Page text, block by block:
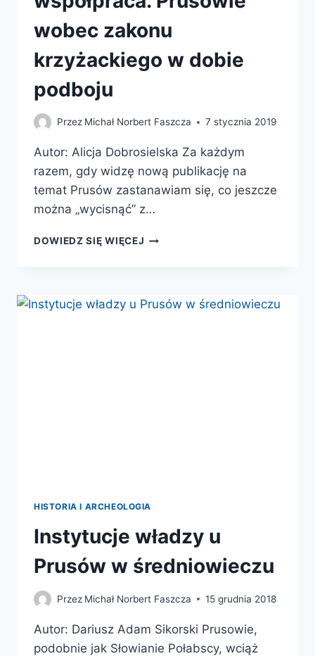
wobec zakonu
krzyżackiego w dobie
podboju
Przez Michał Norbert Faszcza 7 stycznia 2019
Autor: Alicja Dobrosielska Za każdym
razem, gdy widzę nową publikację na
temat Prusów zastanawiam się, co jeszcze
można „wycisnąć” z…
DOWIEDZ SIĘ WIĘCEJ OPÓR,
WOBEC
ZAKONU
HISTORIA I ARCHEOLOGIA
Instytucje władzy u
Prusów w średniowieczu
Przez Michał Norbert Faszcza 15 grudnia 2018
Autor: Dariusz Adam Sikorski Prusowie,
podobnie jak Słowianie Połabscy, wciąż